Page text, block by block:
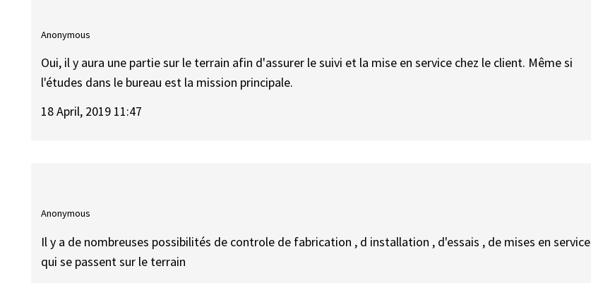
Anonymous
Oui, il y aura une partie sur le terrain afin d'assurer le suivi et la mise en service chez le client. Même si
l'études dans le bureau est la mission principale.
18 April, 2019 11:47
Anonymous
Il y a de nombreuses possibilités de controle de fabrication , d installation , d'essais , de mises en service
qui se passent sur le terrain